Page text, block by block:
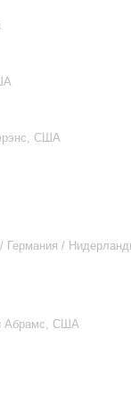
США
Германия /
Абрамс, США